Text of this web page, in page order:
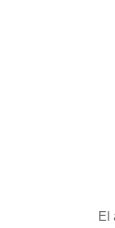
El